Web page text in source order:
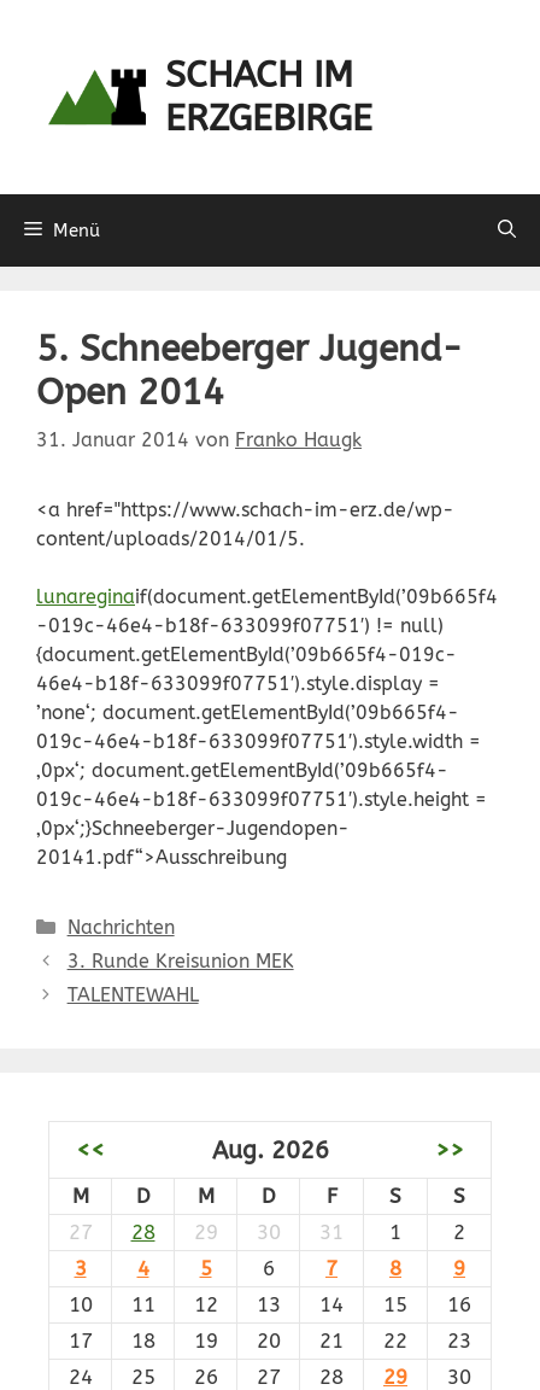
SCHACH IM
ERZGEBIRGE
Menü
5. Schneeberger Jugend-
Open 2014
31. Januar 2014 von Franko Haugk
<a href="https://www.schach-im-erz.de/wp-
content/uploads/2014/01/5.
lunareginaif(document.getElementById(’09b665f4
-019c-46e4-b18f-633099f07751′) != null)
{document.getElementById(’09b665f4-019c-
46e4-b18f-633099f07751′).style.display =
’none‘; document.getElementById(’09b665f4-
019c-46e4-b18f-633099f07751′).style.width =
‚0px‘; document.getElementById(’09b665f4-
019c-46e4-b18f-633099f07751′).style.height =
‚0px‘;}Schneeberger-Jugendopen-
20141.pdf“>Ausschreibung
Kategorien
Nachrichten
3. Runde Kreisunion MEK
TALENTEWAHL
<< Aug. 2026 >>
M D M D F S
S
27
28 29 30 31 1
2
3
4 5 6 7 8
9
10
11 12 13 14 15
16
17
18 19 20 21 22
23
24
25 26 27 28 29
30